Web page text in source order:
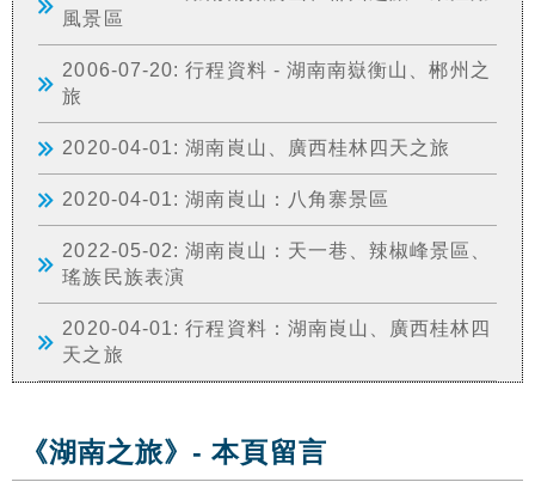
風景區
2006-07-20: 行程資料 - 湖南南嶽衡山、郴州之
旅
2020-04-01: 湖南崀山、廣西桂林四天之旅
2020-04-01: 湖南崀山：八角寨景區
2022-05-02: 湖南崀山：天一巷、辣椒峰景區、
瑤族民族表演
2020-04-01: 行程資料：湖南崀山、廣西桂林四
天之旅
《湖南之旅》- 本頁留言